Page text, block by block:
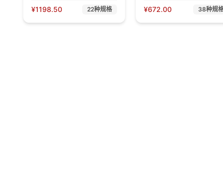
¥1198.50 22种规格 ¥672.00 38种规